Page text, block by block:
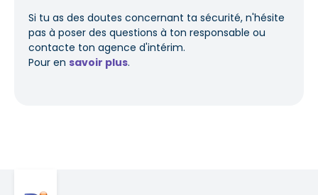
Si tu as des doutes concernant ta sécurité, n'hésite
pas à poser des questions à ton responsable ou
contacte ton agence d'intérim.
Pour en savoir plus.